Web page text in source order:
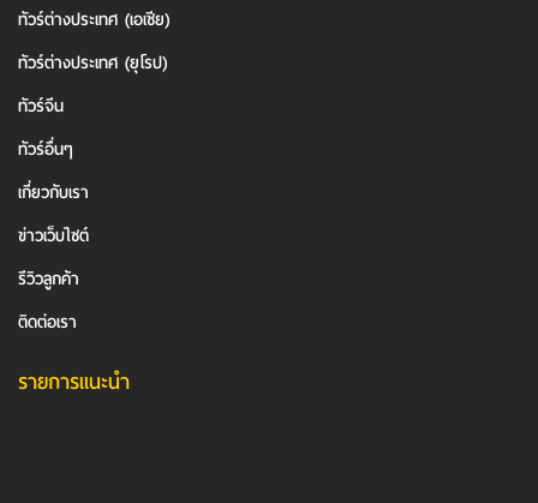
ทัวร์ต่างประเทศ (เอเชีย)
ทัวร์ต่างประเทศ (ยุโรป)
ทัวร์จีน
ทัวร์อื่นๆ
เกี่ยวกับเรา
ข่าวเว็บไซต์
รีวิวลูกค้า
ติดต่อเรา
รายการแนะนำ